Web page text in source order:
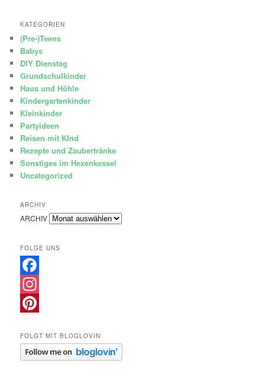
KATEGORIEN
(Pre-)Teens
Babys
DIY Dienstag
Grundschulkinder
Haus und Höhle
Kindergartenkinder
Kleinkinder
Partyideen
Reisen mit KInd
Rezepte und Zaubertränke
Sonstiges im Hexenkessel
Uncategorized
ARCHIV
ARCHIV
FOLGE UNS
Facebook
Instagram
FOLGT MIT BLOGLOVIN‘